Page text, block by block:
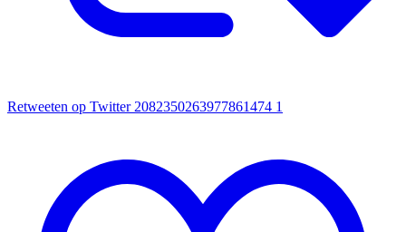
Retweeten op Twitter 2082350263977861474 1